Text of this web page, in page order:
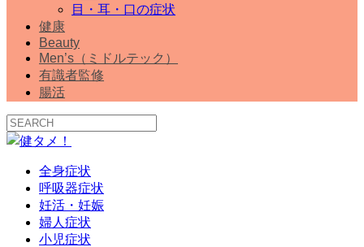
目・耳・口の症状
健康
Beauty
Men’s（ミドルテック）
有識者監修
腸活
全身症状
呼吸器症状
妊活・妊娠
婦人症状
小児症状